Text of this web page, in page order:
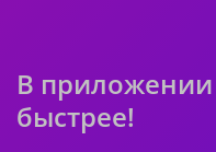
В
быстрее!